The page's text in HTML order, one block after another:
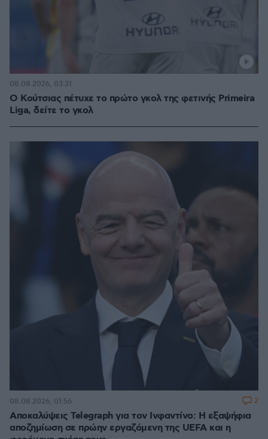
Ο Κούτσιας πέτυχε το πρώτο γκολ της φετινής Primeira
Liga, δείτε το γκολ
08.08.2026, 03:31
Αποκαλύψεις Telegraph για τον Ινφαντίνο: Η εξαψήφια
αποζημίωση σε πρώην εργαζόμενη της UEFA και η
08.08.2026, 01:56 2